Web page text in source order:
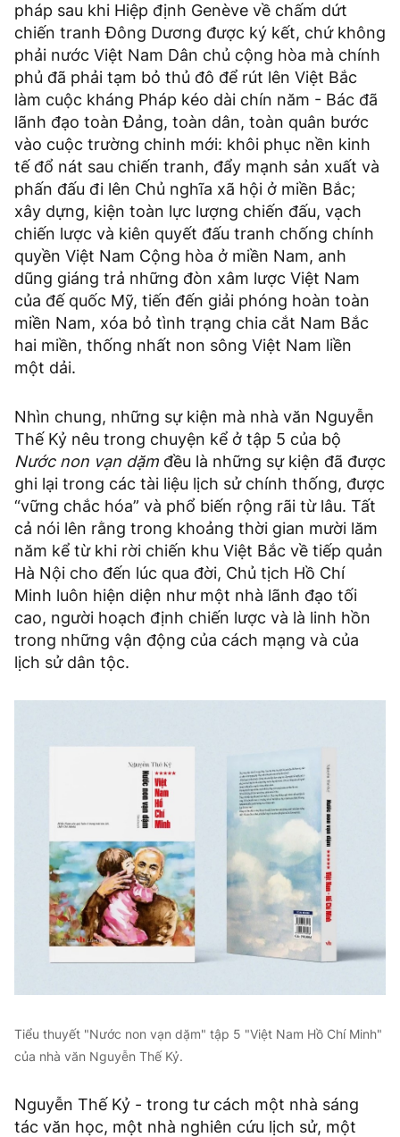
pháp sau khi Hiệp định Genève về chấm dứt
chiến tranh Đông Dương được ký kết, chứ không
phải nước Việt Nam Dân chủ cộng hòa mà chính
phủ đã phải tạm bỏ thủ đô để rút lên Việt Bắc
làm cuộc kháng Pháp kéo dài chín năm - Bác đã
lãnh đạo toàn Đảng, toàn dân, toàn quân bước
vào cuộc trường chinh mới: khôi phục nền kinh
tế đổ nát sau chiến tranh, đẩy mạnh sản xuất và
phấn đấu đi lên Chủ nghĩa xã hội ở miền Bắc;
xây dựng, kiện toàn lực lượng chiến đấu, vạch
chiến lược và kiên quyết đấu tranh chống chính
quyền Việt Nam Cộng hòa ở miền Nam, anh
dũng giáng trả những đòn xâm lược Việt Nam
của đế quốc Mỹ, tiến đến giải phóng hoàn toàn
miền Nam, xóa bỏ tình trạng chia cắt Nam Bắc
hai miền, thống nhất non sông Việt Nam liền
một dải.
Nhìn chung, những sự kiện mà nhà văn Nguyễn
Thế Kỷ nêu trong chuyện kể ở tập 5 của bộ
Nước non vạn dặm đều là những sự kiện đã được
ghi lại trong các tài liệu lịch sử chính thống, được
“vững chắc hóa” và phổ biến rộng rãi từ lâu. Tất
cả nói lên rằng trong khoảng thời gian mười lăm
năm kể từ khi rời chiến khu Việt Bắc về tiếp quản
Hà Nội cho đến lúc qua đời, Chủ tịch Hồ Chí
Minh luôn hiện diện như một nhà lãnh đạo tối
cao, người hoạch định chiến lược và là linh hồn
trong những vận động của cách mạng và của
lịch sử dân tộc.
Tiểu thuyết "Nước non vạn dặm" tập 5 "Việt Nam Hồ Chí Minh"
của nhà văn Nguyễn Thế Kỷ.
Nguyễn Thế Kỷ - trong tư cách một nhà sáng
tác văn học, một nhà nghiên cứu lịch sử, một